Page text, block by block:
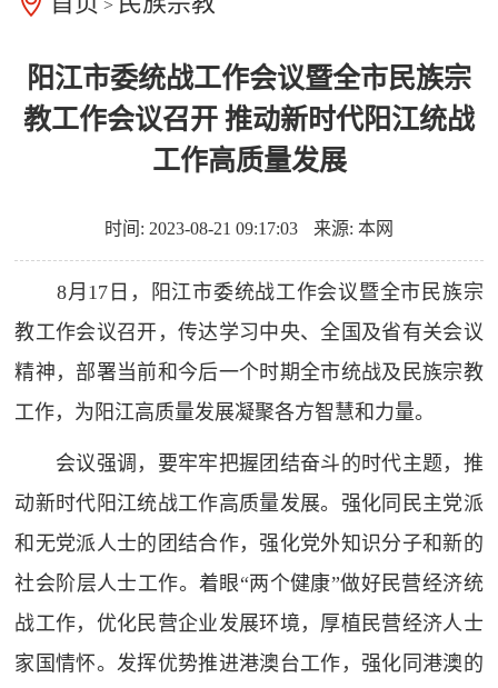
>
阳江市委统战工作会议暨全市民族宗
教工作会议召开 推动新时代阳江统战
工作高质量发展
时间: 2023-08-21 09:17:03 来源: 本网
8月17日，阳江市委统战工作会议暨全市民族宗
教工作会议召开，传达学习中央、全国及省有关会议
精神，部署当前和今后一个时期全市统战及民族宗教
工作，为阳江高质量发展凝聚各方智慧和力量。
会议强调，要牢牢把握团结奋斗的时代主题，推
动新时代阳江统战工作高质量发展。强化同民主党派
和无党派人士的团结合作，强化党外知识分子和新的
社会阶层人士工作。着眼“两个健康”做好民营经济统
战工作，优化民营企业发展环境，厚植民营经济人士
家国情怀。发挥优势推进港澳台工作，强化同港澳的